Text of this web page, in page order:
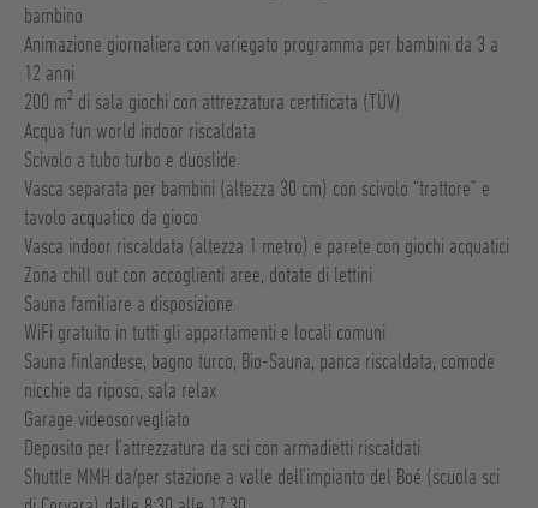
bambino
Animazione giornaliera con variegato programma per bambini da 3 a
12 anni
200 m² di sala giochi con attrezzatura certificata (TÜV)
Acqua fun world indoor riscaldata
Scivolo a tubo turbo e duoslide
Vasca separata per bambini (altezza 30 cm) con scivolo “trattore” e
tavolo acquatico da gioco
Vasca indoor riscaldata (altezza 1 metro) e parete con giochi acquatici
Zona chill out con accoglienti aree, dotate di lettini
Sauna familiare a disposizione
WiFi gratuito in tutti gli appartamenti e locali comuni
Sauna finlandese, bagno turco, Bio-Sauna, panca riscaldata, comode
nicchie da riposo, sala relax
Garage videosorvegliato
Deposito per l’attrezzatura da sci con armadietti riscaldati
Shuttle MMH da/per stazione a valle dell’impianto del Boé (scuola sci